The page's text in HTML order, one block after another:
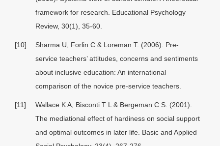
framework for research. Educational Psychology
Review, 30(1), 35-60.
[10]
Sharma U, Forlin C & Loreman T. (2006). Pre-
service teachers’attitudes, concerns and sentiments
about inclusive education: An international
comparison of the novice pre-service teachers.
[11]
Wallace K A, Bisconti T L & Bergeman C S. (2001).
The mediational effect of hardiness on social support
and optimal outcomes in later life. Basic and Applied